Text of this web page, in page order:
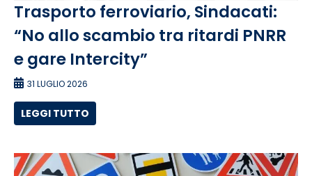
Trasporto ferroviario, Sindacati:
“No allo scambio tra ritardi PNRR
e gare Intercity”
31 LUGLIO 2026
LEGGI TUTTO